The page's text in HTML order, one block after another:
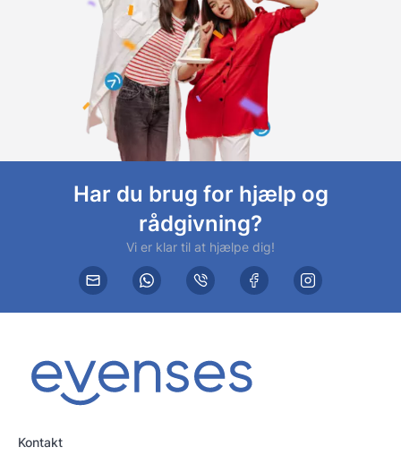
Har du brug for hjælp og
rådgivning?
Vi er klar til at hjælpe dig!
Kontakt